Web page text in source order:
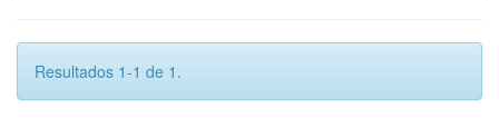
Resultados 1-1 de 1.